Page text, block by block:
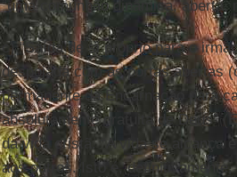
“uma comunhão dinâmica,
c) “Saída de si próprio para o
despojada com as portas abertas
permanente da Encarnação para
absolutamente gratuita de Deus”
da vida cristã. “A vida se alcança
aos outros. Isto é, definitivamente,